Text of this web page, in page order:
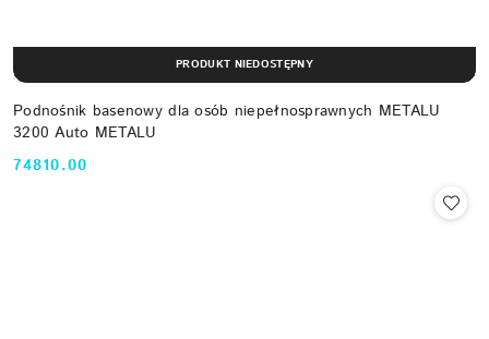
Podnośnik basenowy dla osób niepełnosprawnych METALU
3200 Auto METALU
Cena:
74810.00
PRODUKT NIEDOSTĘPNY